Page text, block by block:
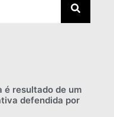
é resultado de um
defendida por